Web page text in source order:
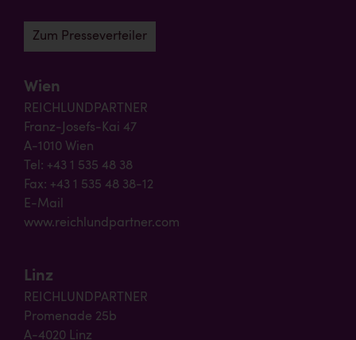
Zum Presseverteiler
Wien
REICHLUNDPARTNER
Franz-Josefs-Kai 47
A-1010 Wien
Tel: +43 1 535 48 38
Fax: +43 1 535 48 38-12
E-Mail
www.reichlundpartner.com
Linz
REICHLUNDPARTNER
Promenade 25b
A-4020 Linz